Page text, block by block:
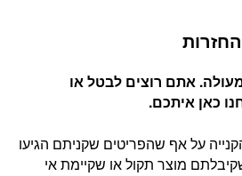
אתם רוצים לבטל או
כאן איתכם.
על אף שהפריטים שקניתם הגיעו
מוצר תקול או שקיימת אי